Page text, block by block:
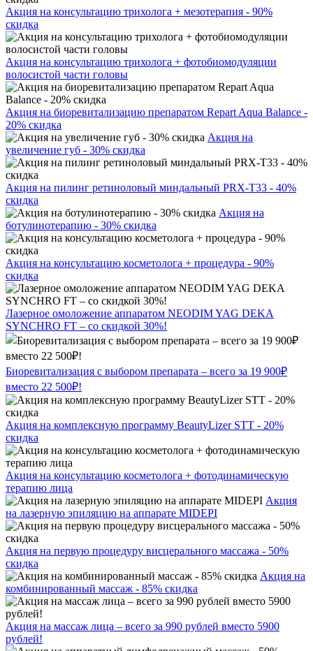
Акция на консультацию трихолога + мезотерапия - 90%
скидка
Акция на консультацию трихолога + фотобиомодуляции
волосистой части головы
Акция на биоревитализацию препаратом Repart Aqua Balance -
20% скидка
Акция на
увеличение губ - 30% скидка
Акция на пилинг ретиноловый миндальный PRX-T33 - 40%
скидка
Акция на
ботулинотерапию - 30% скидка
Акция на консультацию косметолога + процедура - 90%
скидка
Лазерное омоложение аппаратом NEODIM YAG DEKA
SYNCHRO FT – со скидкой 30%!
Биоревитализация с выбором препарата – всего за 19 900₽
вместо 22 500₽!
Акция на комплексную программу BeautyLizer STT - 20%
скидка
Акция на консультацию косметолога + фотодинамическую
терапию лица
Акция
на лазерную эпиляцию на аппарате MIDEPI
Акция на первую процедуру висцерального массажа - 50%
скидка
Акция на
комбинированный массаж - 85% скидка
Акция на массаж лица – всего за 990 рублей вместо 5900
рублей!